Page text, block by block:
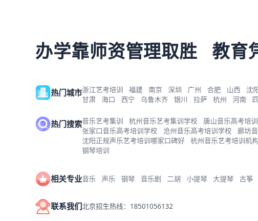
办学靠师资管理取胜 教育
热门城市浙江艺考培训 福建 南京 深圳 广州 合肥 山西 沈
甘肃
海口 西宁 乌鲁木齐 银川 拉萨 杭州 河南
热门搜索音乐艺考集训 杭州音乐艺考集训学校 唐山音乐高考培
张家口音乐高考培训学校
沧州音乐高考培训学校 廊坊
沈阳正规声乐艺考培训哪家口碑好
杭州音乐艺考培训机构
钢琴培训
相关专业音乐 声乐 钢琴 音乐剧 二胡 小提琴 大提琴 古筝
联系我们北京招生热线：18501056132